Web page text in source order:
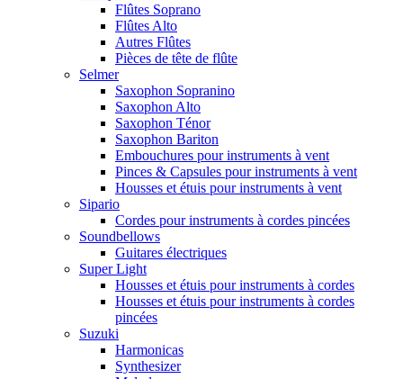
Flûtes Soprano
Flûtes Alto
Autres Flûtes
Pièces de tête de flûte
Selmer
Saxophon Sopranino
Saxophon Alto
Saxophon Ténor
Saxophon Bariton
Embouchures pour instruments à vent
Pinces & Capsules pour instruments à vent
Housses et étuis pour instruments à vent
Sipario
Cordes pour instruments à cordes pincées
Soundbellows
Guitares électriques
Super Light
Housses et étuis pour instruments à cordes
Housses et étuis pour instruments à cordes
pincées
Suzuki
Harmonicas
Synthesizer